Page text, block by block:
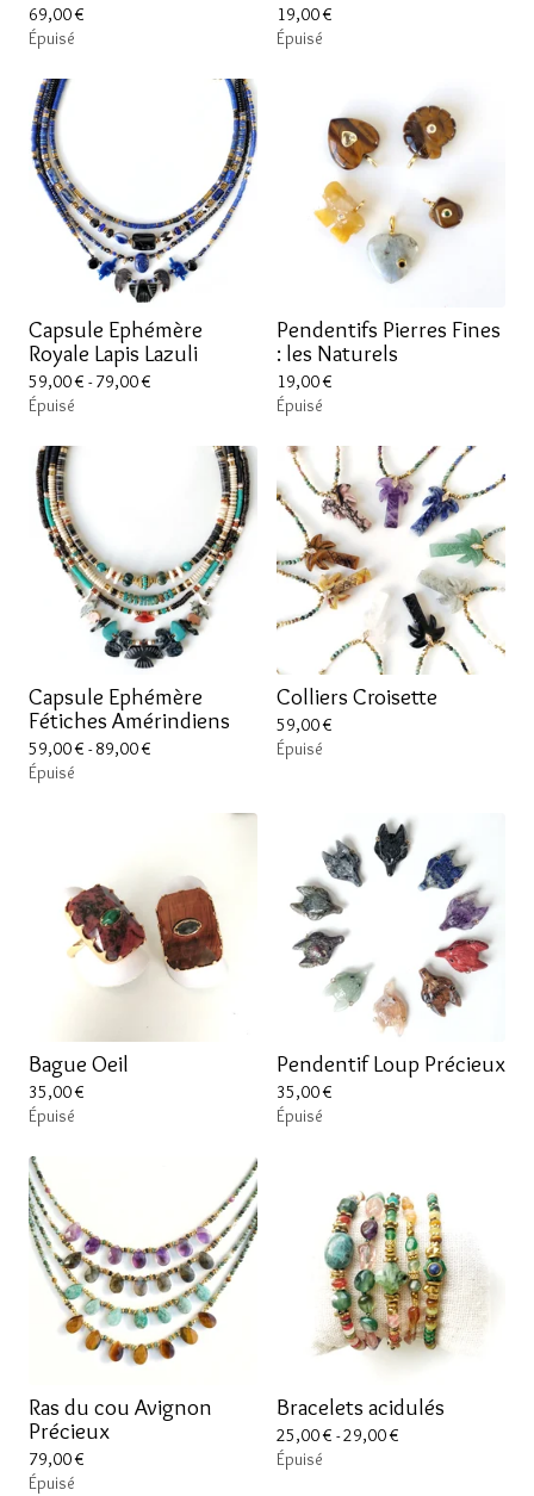
69,00€
Épuisé
19,00€
Épuisé
Capsule Ephémère
Royale Lapis Lazuli
59,00€ - 79,00€
Épuisé
Pendentifs Pierres Fines
: les Naturels
19,00€
Épuisé
Capsule Ephémère
Fétiches Amérindiens
59,00€ - 89,00€
Épuisé
Colliers Croisette
59,00€
Épuisé
Bague Oeil
35,00€
Épuisé
Pendentif Loup Précieux
35,00€
Épuisé
Ras du cou Avignon
Précieux
79,00€
Épuisé
Bracelets acidulés
25,00€ - 29,00€
Épuisé